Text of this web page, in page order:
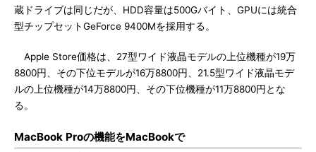
蔵ドライブは同じだが、HDD容量は500Gバイト、GPUには統合
型チップセットGeForce 9400Mを採用する。
Apple Store価格は、27型ワイド液晶モデルの上位機種が19万
8800円、その下位モデルが16万8800円、21.5型ワイド液晶モデ
ルの上位機種が14万8800円、その下位機種が11万8800円とな
る。
MacBook Proの機能をMacBookで